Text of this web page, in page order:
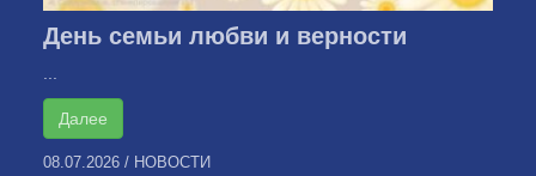
День семьи любви и верности
Далее
08.07.2026 / НОВОСТИ